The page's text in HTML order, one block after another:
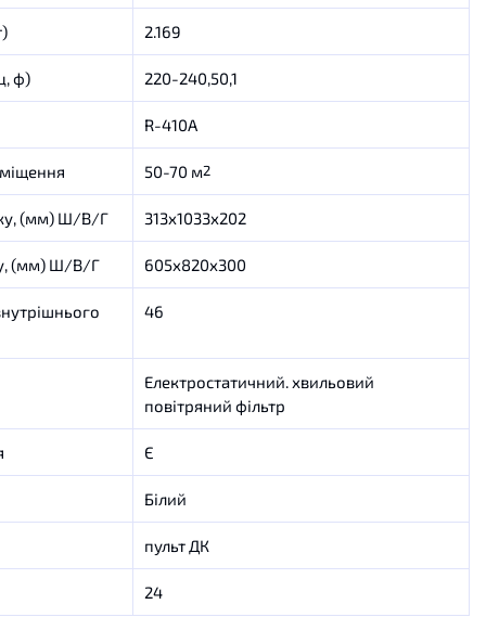
2.169
ф) 220-240,50,1
R-410A
50-70 м2
(мм) Ш/В/Г 313x1033x202
(мм) Ш/В/Г 605x820x300
46
Електростатичний. хвильовий
повітряний фільтр
Є
Білий
пульт ДК
24